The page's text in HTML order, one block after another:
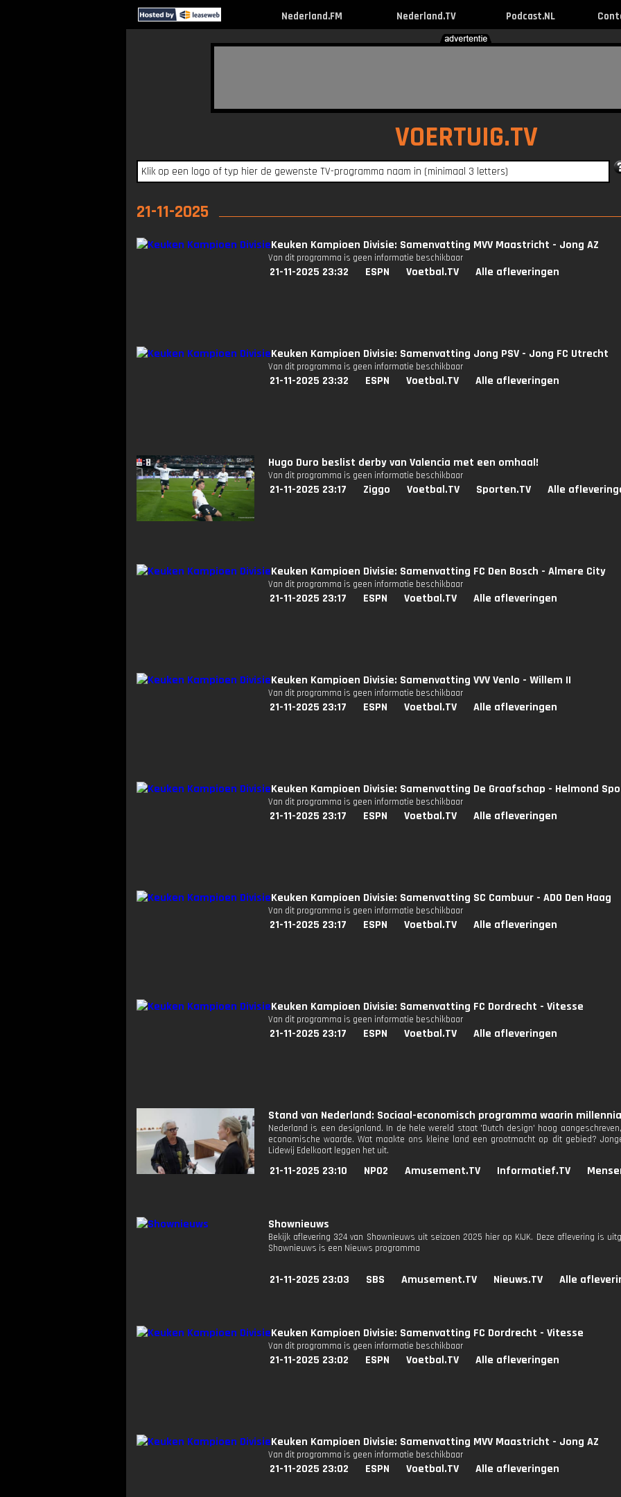
Nederland.FM Nederland.TV Podcast.NL
VOERTUIG.TV
21-11-2025
Keuken Kampioen Divisie: Samenvatting MVV Maastricht - Jong AZ
Van dit programma is geen informatie beschikbaar
21-11-2025 23:32 ESPN Voetbal.TV Alle afleveringen
Keuken Kampioen Divisie: Samenvatting Jong PSV - Jong FC Utrecht
Van dit programma is geen informatie beschikbaar
21-11-2025 23:32 ESPN Voetbal.TV Alle afleveringen
Hugo Duro beslist derby van Valencia met een omhaal!
Van dit programma is geen informatie beschikbaar
21-11-2025 23:17 Ziggo Voetbal.TV Sporten.TV Alle
Keuken Kampioen Divisie: Samenvatting FC Den Bosch - Almere City
Van dit programma is geen informatie beschikbaar
21-11-2025 23:17 ESPN Voetbal.TV Alle afleveringen
Keuken Kampioen Divisie: Samenvatting VVV Venlo - Willem II
Van dit programma is geen informatie beschikbaar
21-11-2025 23:17 ESPN Voetbal.TV Alle afleveringen
Keuken Kampioen Divisie: Samenvatting De Graafschap - Helmond
Van dit programma is geen informatie beschikbaar
21-11-2025 23:17 ESPN Voetbal.TV Alle afleveringen
Keuken Kampioen Divisie: Samenvatting SC Cambuur - ADO Den Haag
Van dit programma is geen informatie beschikbaar
21-11-2025 23:17 ESPN Voetbal.TV Alle afleveringen
Keuken Kampioen Divisie: Samenvatting FC Dordrecht - Vitesse
Van dit programma is geen informatie beschikbaar
21-11-2025 23:17 ESPN Voetbal.TV Alle afleveringen
Stand van Nederland: Sociaal-economisch programma waarin
Nederland is een designland. In de hele wereld staat 'Dutch design' hoog
economische waarde. Wat maakte ons kleine land een grootmacht op dit gebied?
Lidewij Edelkoort leggen het uit.
21-11-2025 23:10 NPO2 Amusement.TV Informatief.TV
Shownieuws
Bekijk aflevering 324 van Shownieuws uit seizoen 2025 hier op KIJK. Deze aflevering is
Shownieuws is een Nieuws programma
21-11-2025 23:03 SBS Amusement.TV Nieuws.TV Alle
Keuken Kampioen Divisie: Samenvatting FC Dordrecht - Vitesse
Van dit programma is geen informatie beschikbaar
21-11-2025 23:02 ESPN Voetbal.TV Alle afleveringen
Keuken Kampioen Divisie: Samenvatting MVV Maastricht - Jong AZ
Van dit programma is geen informatie beschikbaar
21-11-2025 23:02 ESPN Voetbal.TV Alle afleveringen